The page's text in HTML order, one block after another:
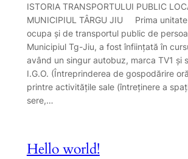
ISTORIA TRANSPORTULUI PUBLIC
MUNICIPIUL TÂRGU JIU Prima
ocupa şi de transportul public de
Municipiul Tg-Jiu, a fost înființată în
având un singur autobuz, marca TV1 și
I.G.O. (Întreprinderea de gospodărire
printre activităţile sale (întreţinere a
sere,…
Hello world!